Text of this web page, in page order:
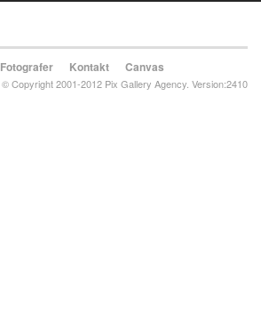
Fotografer Kontakt Canvas
© Copyright 2001-2012 Pix Gallery Agency. Version:2410